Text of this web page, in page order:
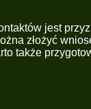
jest
złożyć
także